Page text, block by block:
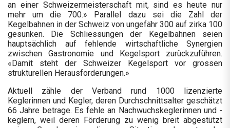
an einer Schweizermeisterschaft mit, sind es heute nur
mehr um die 700.» Parallel dazu sei die Zahl der
Kegelbahnen in der Schweiz von ungefähr 300 auf zirka 100
gesunken. Die Schliessungen der Kegelbahnen seien
hauptsächlich auf fehlende wirtschaftliche Synergien
zwischen Gastronomie und Kegelsport zurückzuführen.
«Damit steht der Schweizer Kegelsport vor grossen
strukturellen Herausforderungen.»
Aktuell zähle der Verband rund 1000 lizenzierte
Keglerinnen und Kegler, deren Durchschnittsalter geschätzt
66 Jahre betrage. Es fehle an Nachwuchskeglerinnen und -
keglern, weil deren Förderung zu wenig breit abgestützt